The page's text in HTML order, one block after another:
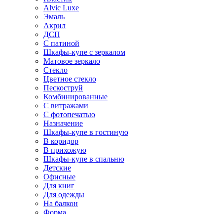
Alvic Luxe
Эмаль
Акрил
ДСП
С патиной
Шкафы-купе с зеркалом
Матовое зеркало
Стекло
Цветное стекло
Пескоструй
Комбинированные
С витражами
С фотопечатью
Назначение
Шкафы-купе в гостиную
В коридор
В прихожую
Шкафы-купе в спальню
Детские
Офисные
Для книг
Для одежды
На балкон
Форма